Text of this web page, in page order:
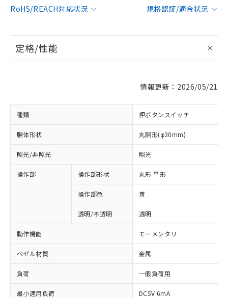
RoHS/REACH対応状況
規格認証/適合状況
定格/性能
情報更新：2026/05/21
種類 押ボタンスイッチ
胴体形状 丸胴形(φ30mm)
照光/非照光 照光
操作部 操作部形状 丸形 平形
操作部色 黄
透明/不透明 透明
動作機能 モーメンタリ
ベゼル材質 金属
負荷 一般負荷用
最小適用負荷 DC5V 6mA